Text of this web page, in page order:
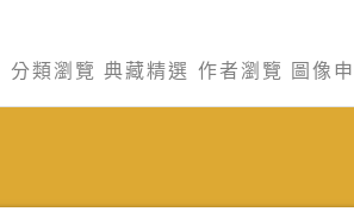
分類瀏覽 典藏精選 作者瀏覽 圖像